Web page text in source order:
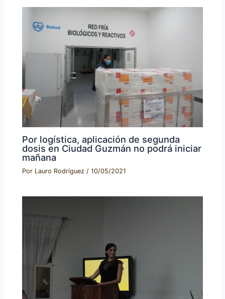
Por logística, aplicación de segunda
dosis en Ciudad Guzmán no podrá iniciar
mañana
Por Lauro Rodríguez /10/05/2021